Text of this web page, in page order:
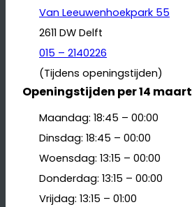
Van Leeuwenhoekpark 55
2611 DW Delft
015 – 2140226
(Tijdens openingstijden)
Openingstijden per 14 maart
Maandag: 18:45 – 00:00
Dinsdag: 18:45 – 00:00
Woensdag: 13:15 – 00:00
Donderdag: 13:15 – 00:00
Vrijdag: 13:15 – 01:00